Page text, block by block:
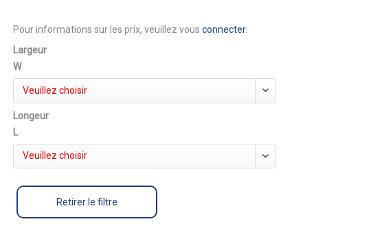
Pour informations sur les prix, veuillez vousconnecter.
Largeur
W
Veuillez choisir
Longeur
L
Veuillez choisir
Retirer le filtre